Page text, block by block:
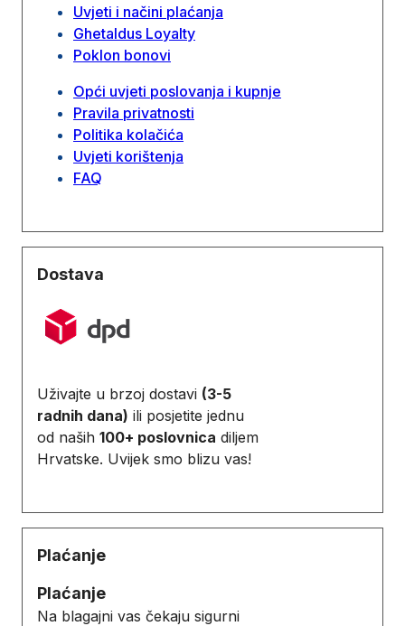
Uvjeti i načini plaćanja
Ghetaldus Loyalty
Poklon bonovi
Opći uvjeti poslovanja i kupnje
Pravila privatnosti
Politika kolačića
Uvjeti korištenja
FAQ
Dostava
Uživajte u brzoj dostavi (3-5
radnih dana) ili posjetite jednu
od naših 100+ poslovnica diljem
Hrvatske. Uvijek smo blizu vas!
Plaćanje
Plaćanje
Na blagajni vas čekaju sigurni